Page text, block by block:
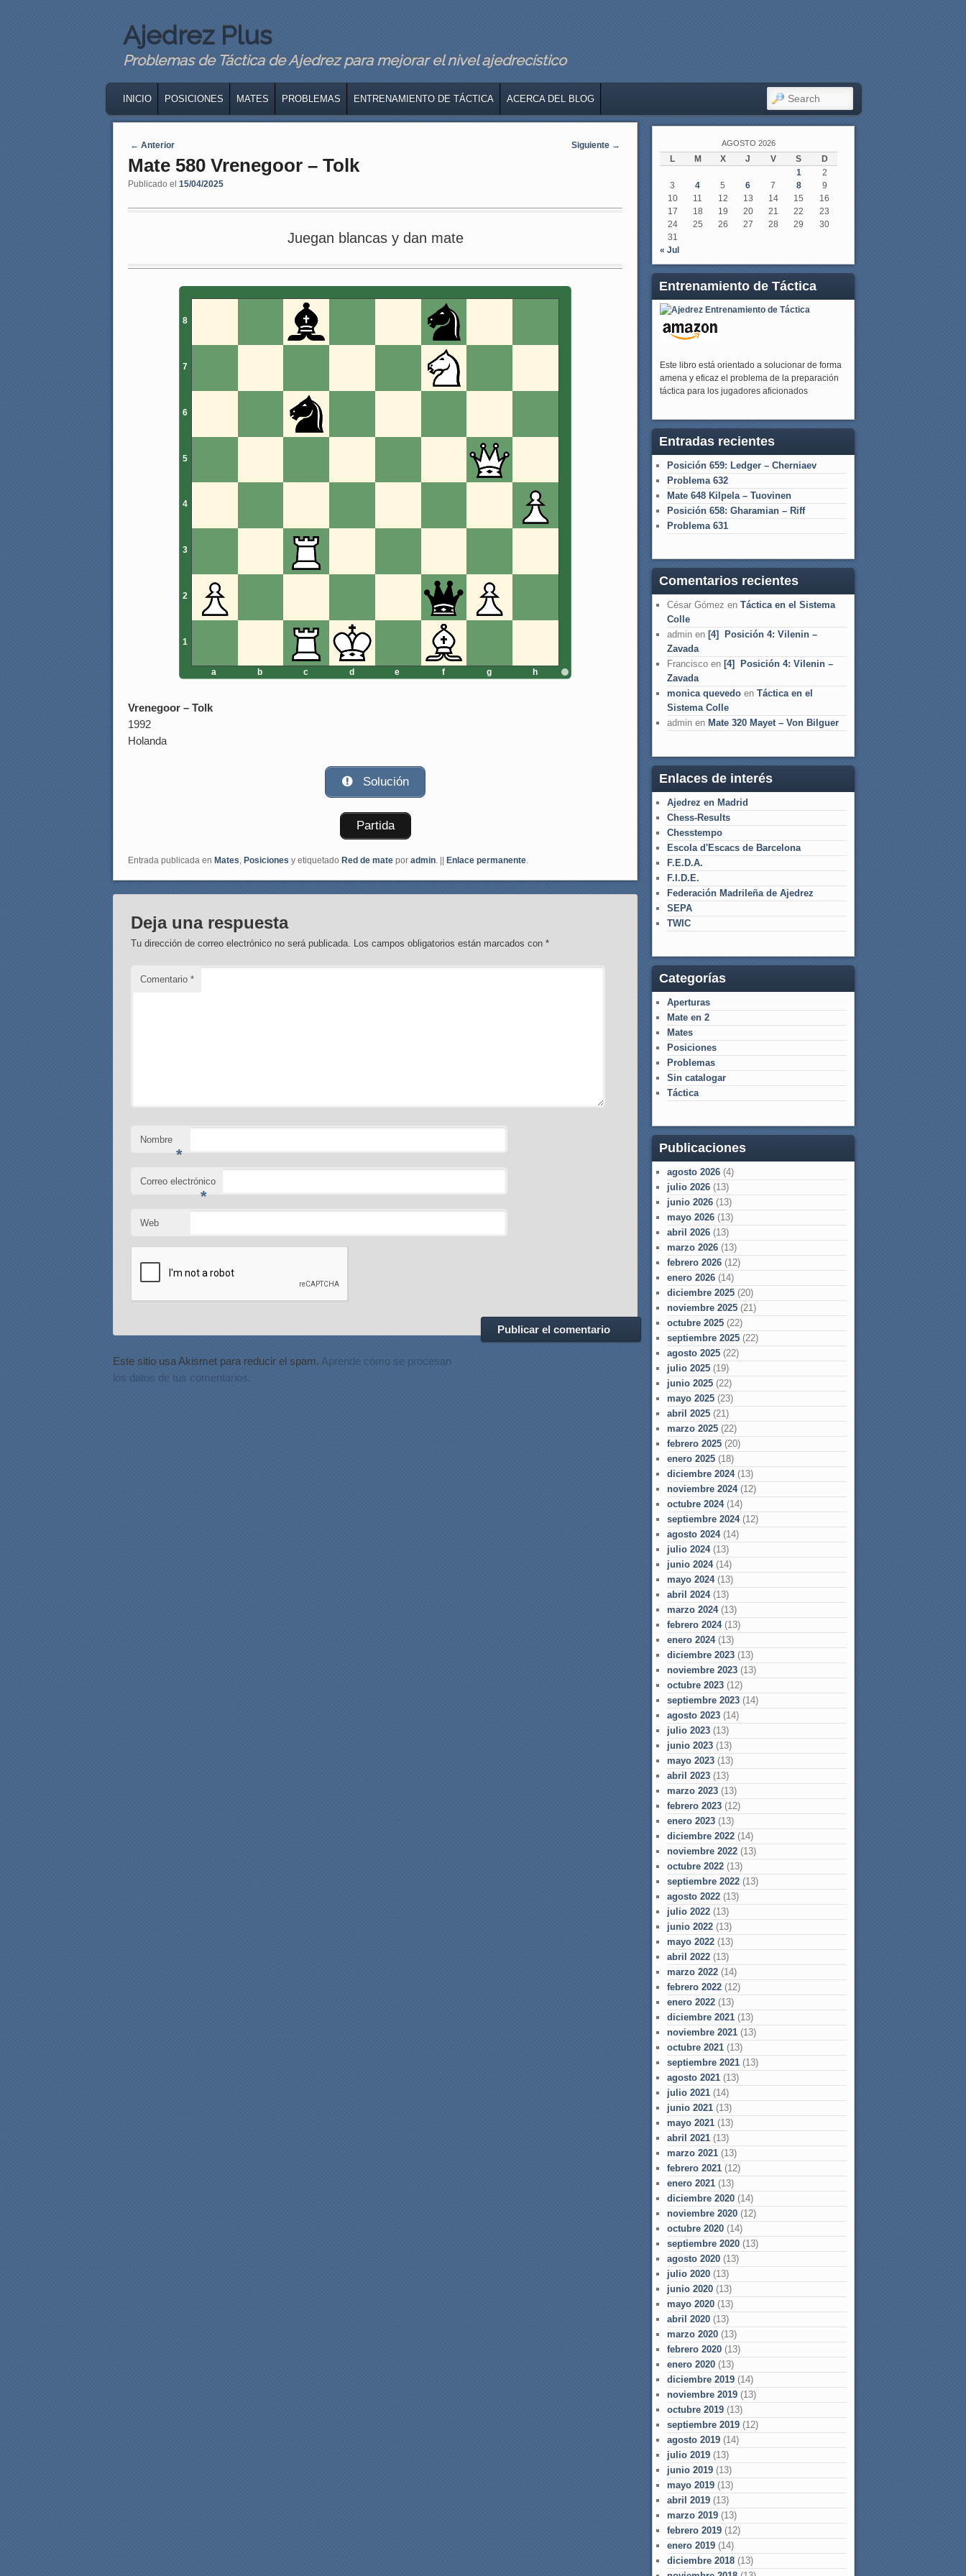
Ajedrez Plus
Problemas de Táctica de Ajedrez para mejorar el nivel ajedrecístico
SKIP TO PRIMARY CONTENT
SKIP TO SECONDARY CONTENT
INICIO POSICIONES MATES PROBLEMAS ENTRENAMIENTO DE TÁCTICA ACERCA DEL BLOG SEARCH
Navegaci�n de entradas
← Anterior Siguiente →
Mate 580 Vrenegoor – Tolk
Publicado el 15/04/2025
Juegan blancas y dan mate
8
7
6
5
4
3
2
1
a b c d e f g h
Vrenegoor – Tolk
1992
Holanda
Solución
Partida
Entrada publicada en Mates, Posiciones y etiquetado Red de mate por admin. || Enlace permanente.
Deja una respuesta
Tu dirección de correo electrónico no será publicada. Los campos obligatorios están marcados con*
Comentario*
Nombre
*
Correo electrónico
*
Web
Este sitio usa Akismet para reducir el spam. Aprende cómo se procesan
los datos de tus comentarios.
AGOSTO 2026
L M X J V S
D
1
2
3
4 5 6 7 8
9
10
11 12 13 14 15
16
17
18 19 20 21 22
23
24
25 26 27 28 29
30
31
« Jul
Entrenamiento de Táctica
Este libro está orientado a solucionar de forma
amena y eficaz el problema de la preparación
táctica para los jugadores aficionados
Entradas recientes
Posición 659: Ledger – Cherniaev
Problema 632
Mate 648 Kilpela – Tuovinen
Posición 658: Gharamian – Riff
Problema 631
Comentarios recientes
César Gómez en Táctica en el Sistema
Colle
admin en [4] Posición 4: Vilenin –
Zavada
Francisco en [4] Posición 4: Vilenin –
Zavada
monica quevedo en Táctica en el
Sistema Colle
admin en Mate 320 Mayet – Von Bilguer
Enlaces de interés
Ajedrez en Madrid
Chess-Results
Chesstempo
Escola d'Escacs de Barcelona
F.E.D.A.
F.I.D.E.
Federación Madrileña de Ajedrez
SEPA
TWIC
Categorías
Aperturas
Mate en 2
Mates
Posiciones
Problemas
Sin catalogar
Táctica
Publicaciones
agosto 2026 (4)
julio 2026 (13)
junio 2026 (13)
mayo 2026 (13)
abril 2026 (13)
marzo 2026 (13)
febrero 2026 (12)
enero 2026 (14)
diciembre 2025 (20)
noviembre 2025 (21)
octubre 2025 (22)
septiembre 2025 (22)
agosto 2025 (22)
julio 2025 (19)
junio 2025 (22)
mayo 2025 (23)
abril 2025 (21)
marzo 2025 (22)
febrero 2025 (20)
enero 2025 (18)
diciembre 2024(13)
noviembre 2024(12)
octubre 2024(14)
septiembre 2024(12)
agosto 2024(14)
julio 2024(13)
junio 2024(14)
mayo 2024(13)
abril 2024(13)
marzo 2024(13)
febrero 2024(13)
enero 2024(13)
diciembre 2023 (13)
noviembre 2023 (13)
octubre 2023 (12)
septiembre 2023 (14)
agosto 2023 (14)
julio 2023 (13)
junio 2023 (13)
mayo 2023 (13)
abril 2023 (13)
marzo 2023 (13)
febrero 2023 (12)
enero 2023 (13)
diciembre 2022 (14)
noviembre 2022 (13)
octubre 2022 (13)
septiembre 2022 (13)
agosto 2022 (13)
julio 2022 (13)
junio 2022 (13)
mayo 2022 (13)
abril 2022 (13)
marzo 2022 (14)
febrero 2022 (12)
enero 2022 (13)
diciembre 2021 (13)
noviembre 2021 (13)
octubre 2021 (13)
septiembre 2021 (13)
agosto 2021 (13)
julio 2021 (14)
junio 2021 (13)
mayo 2021 (13)
abril 2021 (13)
marzo 2021 (13)
febrero 2021 (12)
enero 2021 (13)
diciembre 2020 (14)
noviembre 2020 (12)
octubre 2020 (14)
septiembre 2020 (13)
agosto 2020 (13)
julio 2020 (13)
junio 2020 (13)
mayo 2020 (13)
abril 2020 (13)
marzo 2020 (13)
febrero 2020 (13)
enero 2020 (13)
diciembre 2019 (14)
noviembre 2019 (13)
octubre 2019 (13)
septiembre 2019 (12)
agosto 2019 (14)
julio 2019 (13)
junio 2019 (13)
mayo 2019 (13)
abril 2019 (13)
marzo 2019 (13)
febrero 2019 (12)
enero 2019 (14)
diciembre 2018 (13)